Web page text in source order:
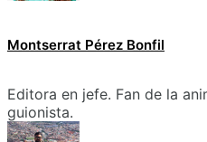
Montserrat Pérez Bonfil
Editora en jefe. Fan de la
guionista.